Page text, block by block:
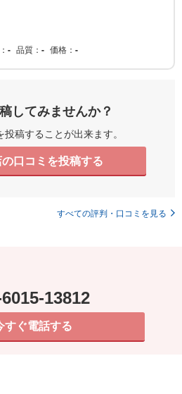
- 品質 - 価格 -
してみませんか？
稿することが出来ます。
口コミを投稿する
すべての評判・口コミを見る
13812
すぐ電話する